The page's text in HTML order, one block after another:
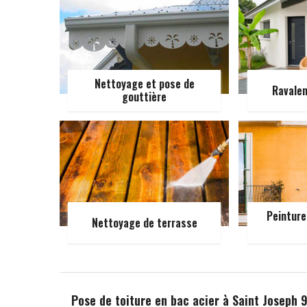
Nettoyage et pose de
gouttière
Nettoyage de terrasse
Pose de toiture en bac acier à Saint Joseph